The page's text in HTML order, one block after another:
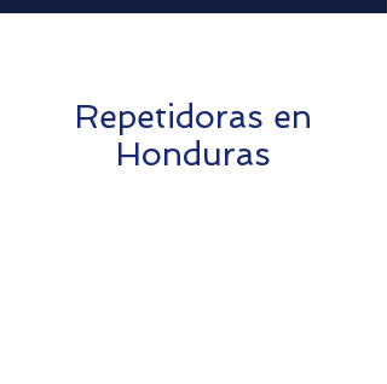
Repetidoras en
Honduras